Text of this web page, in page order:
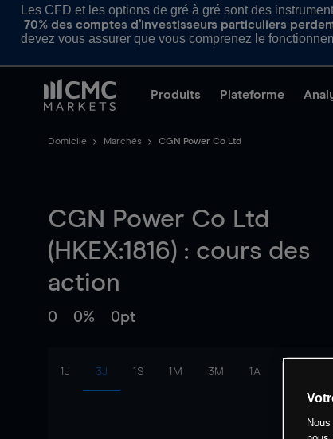
Les CFD et les options de gré à gré sont des
70% des comptes d’investisseurs particuliers
devez vous assurer que vous comprenez le
Produits Plateforme
Domicile Marchés CGN Power Co Ltd
CGN Power Co Ltd
(HKEX:1816) : cours des
action
0 0% 0pt
1J 3J 1S 1M 3M 1A